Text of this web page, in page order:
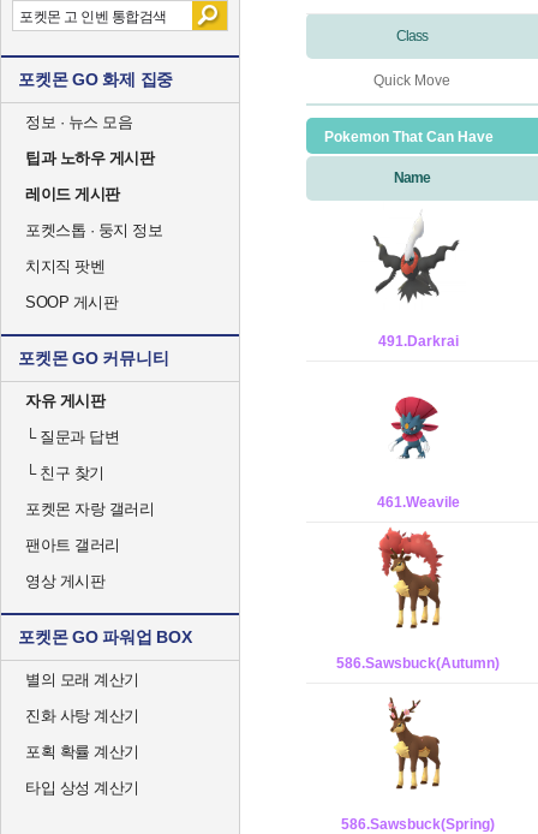
포켓몬 GO 화제 집중
정보 · 뉴스 모음
팁과 노하우 게시판
레이드 게시판
포켓스톱 · 둥지 정보
치지직 팟벤
SOOP 게시판
포켓몬 GO 커뮤니티
자유 게시판
└질문과 답변
└친구 찾기
포켓몬 자랑 갤러리
팬아트 갤러리
영상 게시판
포켓몬 GO 파워업 BOX
별의 모래 계산기
진화 사탕 계산기
포획 확률 계산기
타입 상성 계산기
Class
Quick Move
Pokemon That Can Have
Name
491.Darkrai
461.Weavile
586.Sawsbuck(Autumn)
586.Sawsbuck(Spring)